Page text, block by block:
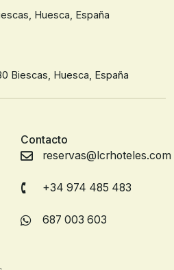
Huesca, España
Biescas, Huesca, España
Contacto
reservas@lcrhoteles.com
+34 974 485 483
687 003 603